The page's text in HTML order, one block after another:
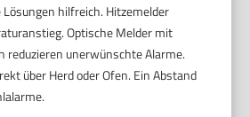
Lösungen hilfreich. Hitzemelder
Optische Melder mit
unerwünschte Alarme.
über Herd oder Ofen. Ein Abstand